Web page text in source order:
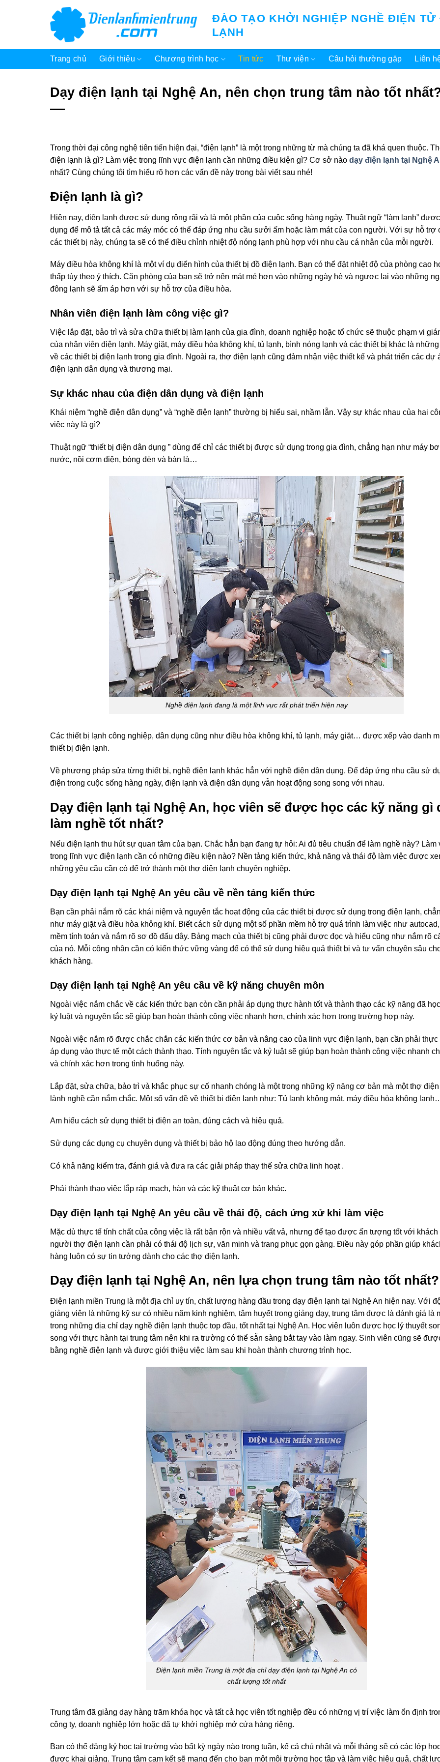
ĐÀO TẠO KHỞI NGHIỆP NGHỀ ĐIỆN TỬ
LẠNH
Trang chủ Giới thiệu Chương trình học Tin tức Thư viện Câu hỏi thường gặp Liên
Dạy điện lạnh tại Nghệ An, nên chọn trung tâm nào tốt
Trong thời đại công nghệ tiên tiến hiện đại, “điện lạnh” là một trong những từ mà chúng ta đã khá quen thuộc.
điện lạnh là gì? Làm việc trong lĩnh vực điện lạnh cần những điều kiện gì? Cơ sở nào dạy điện lạnh tại Nghệ
nhất? Cùng chúng tôi tìm hiểu rõ hơn các vấn đề này trong bài viết sau nhé!
Điện lạnh là gì?
Hiện nay, điện lạnh được sử dụng rộng rãi và là một phần của cuộc sống hàng ngày. Thuật ngữ “làm lạnh”
dụng để mô tả tất cả các máy móc có thể đáp ứng nhu cầu sưởi ấm hoặc làm mát của con người. Với sự hỗ trợ
các thiết bị này, chúng ta sẽ có thể điều chỉnh nhiệt độ nóng lạnh phù hợp với nhu cầu cá nhân của mỗi người.
Máy điều hòa không khí là một ví dụ điển hình của thiết bị đồ điện lạnh. Bạn có thể đặt nhiệt độ của phòng cao
thấp tùy theo ý thích. Căn phòng của bạn sẽ trở nên mát mẻ hơn vào những ngày hè và ngược lại vào những
đông lạnh sẽ ấm áp hơn với sự hỗ trợ của điều hòa.
Nhân viên điện lạnh làm công việc gì?
Việc lắp đặt, bảo trì và sửa chữa thiết bị làm lạnh của gia đình, doanh nghiệp hoặc tổ chức sẽ thuộc phạm vi
của nhân viên điện lạnh. Máy giặt, máy điều hòa không khí, tủ lạnh, bình nóng lạnh và các thiết bị khác là
về các thiết bị điện lạnh trong gia đình. Ngoài ra, thợ điện lạnh cũng đảm nhận việc thiết kế và phát triển các dự
điện lạnh dân dụng và thương mại.
Sự khác nhau của điện dân dụng và điện lạnh
Khái niệm “nghề điện dân dụng” và “nghề điện lạnh” thường bị hiểu sai, nhầm lẫn. Vậy sự khác nhau của hai
việc này là gì?
Thuật ngữ “thiết bị điện dân dụng ” dùng để chỉ các thiết bị được sử dụng trong gia đình, chẳng hạn như máy
nước, nồi cơm điện, bóng đèn và bàn là…
Nghề điện lạnh đang là một lĩnh vực rất phát triển hiện nay
Các thiết bị lạnh công nghiệp, dân dụng cũng như điều hòa không khí, tủ lạnh, máy giặt… được xếp vào danh
thiết bị điện lạnh.
Về phương pháp sửa từng thiết bị, nghề điện lạnh khác hẳn với nghề điện dân dụng. Để đáp ứng nhu cầu sử
điện trong cuộc sống hàng ngày, điện lạnh và điện dân dụng vẫn hoạt động song song với nhau.
Dạy điện lạnh tại Nghệ An, học viên sẽ được học các kỹ năng gì
làm nghề tốt nhất?
Nếu điện lạnh thu hút sự quan tâm của bạn. Chắc hẳn bạn đang tự hỏi: Ai đủ tiêu chuẩn để làm nghề này? Làm
trong lĩnh vực điện lạnh cần có những điều kiện nào? Nền tảng kiến ​​thức, khả năng và thái độ làm việc được
những yêu cầu cần có để trở thành một thợ điện lạnh chuyên nghiệp.
Dạy điện lạnh tại Nghệ An yêu cầu về nền tảng kiến thức
Bạn cần phải nắm rõ các khái niệm và nguyên tắc hoạt động của các thiết bị được sử dụng trong điện lạnh,
như máy giặt và điều hòa không khí. Biết cách sử dụng một số phần mềm hỗ trợ quá trình làm việc như
mềm tính toán và nắm rõ sơ đồ đấu dây. Bảng mạch của thiết bị cũng phải được đọc và hiểu cũng như nắm rõ
của nó. Mỗi công nhân cần có kiến ​​thức vững vàng để có thể sử dụng hiệu quả thiết bị và tư vấn chuyên sâu
khách hàng.
Dạy điện lạnh tại Nghệ An yêu cầu về kỹ năng chuyên môn
Ngoài việc nắm chắc về các kiến thức bạn còn cần phải áp dụng thực hành tốt và thành thạo các kỹ năng đã
kỷ luật và nguyên tắc sẽ giúp bạn hoàn thành công việc nhanh hơn, chính xác hơn trong trường hợp này.
Ngoài việc nắm rõ được chắc chắn các kiến thức cơ bản và nâng cao của linh vực điện lạnh, bạn cần phải thực
áp dụng vào thực tế một cách thành thạo. Tính nguyên tắc và kỷ luật sẽ giúp bạn hoàn thành công việc nhanh
và chính xác hơn trong tình huống này.
Lắp đặt, sửa chữa, bảo trì và khắc phục sự cố nhanh chóng là một trong những kỹ năng cơ bản mà một thợ
lành nghề cần nắm chắc. Một số vấn đề về thiết bị điện lạnh như: Tủ lạnh không mát, máy điều hòa không
Am hiểu cách sử dụng thiết bị điện an toàn, đúng cách và hiệu quả.
Sử dụng các dụng cụ chuyên dụng và thiết bị bảo hộ lao động đúng theo hướng dẫn.
Có khả năng kiểm tra, đánh giá và đưa ra các giải pháp thay thế sửa chữa linh hoạt .
Phải thành thạo việc lắp ráp mạch, hàn và các kỹ thuật cơ bản khác.
Dạy điện lạnh tại Nghệ An yêu cầu về thái độ, cách ứng xử khi làm việc
Mặc dù thực tế tính chất của công việc là rất bận rộn và nhiều vất vả, nhưng để tạo được ấn tượng tốt với khách
người thợ điện lạnh cần phải có thái độ lịch sự, văn minh và trang phục gọn gàng. Điều này góp phần giúp
hàng luôn có sự tin tưởng dành cho các thợ điện lạnh.
Dạy điện lạnh tại Nghệ An, nên lựa chọn trung tâm nào tốt nhất?
Điện lạnh miền Trung là một địa chỉ uy tín, chất lượng hàng đầu trong dạy điện lạnh tại Nghệ An hiện nay. Với
giảng viên là những kỹ sư có nhiều năm kinh nghiệm, tâm huyết trong giảng dạy, trung tâm được là đánh giá là
trong những địa chỉ dạy nghề điện lạnh thuộc top đầu, tốt nhất tại Nghệ An. Học viên luôn được học lý thuyết
song với thực hành tại trung tâm nên khi ra trường có thể sẵn sàng bắt tay vào làm ngay. Sinh viên cũng sẽ
bằng nghề điện lạnh và được giới thiệu việc làm sau khi hoàn thành chương trình học.
Điện lạnh miền Trung là một địa chỉ dạy điện lạnh tại Nghệ An có
chất lượng tốt nhất
Trung tâm đã giảng dạy hàng trăm khóa học và tất cả học viên tốt nghiệp đều có những vị trí việc làm ổn định
công ty, doanh nghiệp lớn hoặc đã tự khởi nghiệp mở cửa hàng riêng.
Bạn có thể đăng ký học tại trường vào bất kỳ ngày nào trong tuần, kể cả chủ nhật và mỗi tháng sẽ có các lớp
được khai giảng. Trung tâm cam kết sẽ mang đến cho bạn một môi trường học tập và làm việc hiệu quả, chất